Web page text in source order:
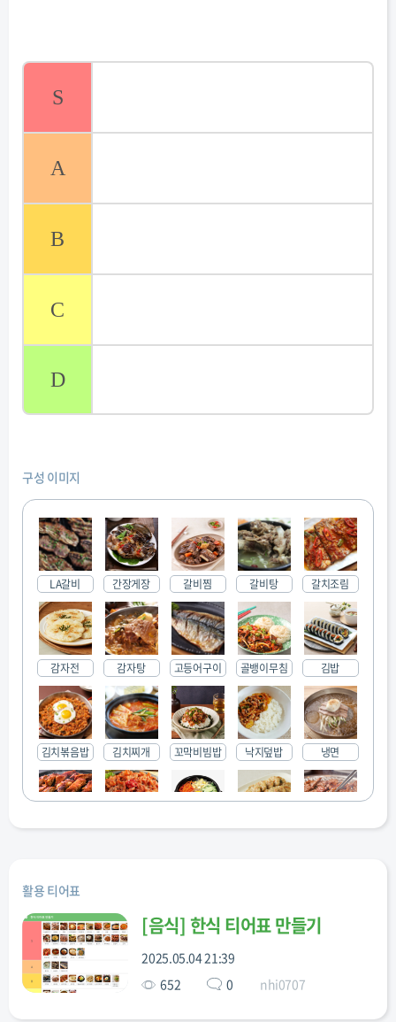
S
A
B
C
D
구성 이미지
LA갈비 간장게장 갈비찜 갈비탕 갈치조림
감자전 감자탕 고등어구이 골뱅이무침 김밥
김치볶음밥 김치찌개 꼬막비빔밥 낙지덮밥 냉면
된장찌개 떡국 떡볶이 막국수 미역국
활용 티어표
[음식] 한식 티어표 만들기
2025.05.04 21:39
652
0 nhi0707